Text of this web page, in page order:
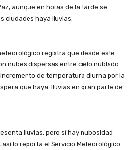
aunque en horas de la tarde se
ciudades haya lluvias.
registra que desde este
nubes dispersas entre cielo nublado
de temperatura diurna por la
que haya lluvias en gran parte de
lluvias, pero sí hay nubosidad
lo reporta el Servicio Meteorológico